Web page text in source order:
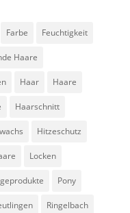
Farbe Feuchtigkeit
Haare
Haar Haare
Haarschnitt
Hitzeschutz
Locken
Pony
Ringelbach